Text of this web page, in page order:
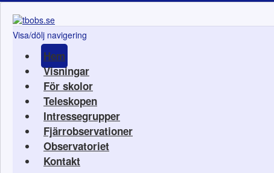
Visa/dölj navigering
Hem
Visningar
För skolor
Teleskopen
Intressegrupper
Fjärrobservationer
Observatoriet
Kontakt